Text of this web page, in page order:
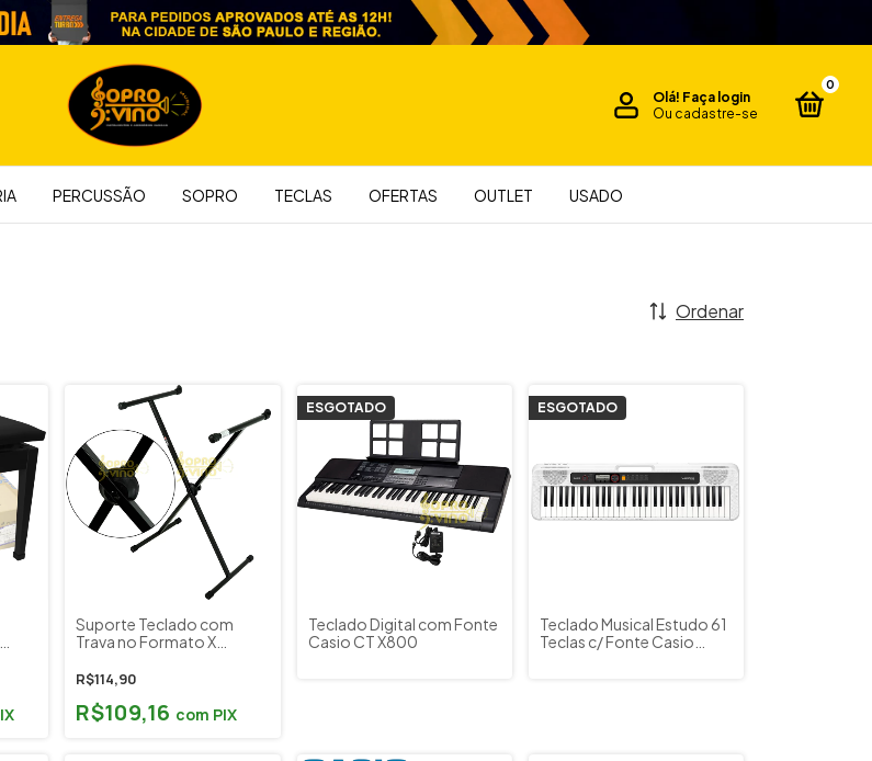
Olá! Faça login
Ou cadastre-se
0
PERCUSSÃO SOPRO TECLAS OFERTAS OUTLET USADO
Ordenar
Suporte Teclado com
Trava no Formato X
R$114,90
R$109,16 com PIX
ESGOTADO
Teclado Digital com Fonte
Casio CT X800
ESGOTADO
Teclado Musical Estudo 61
Teclas c/ Fonte Casio